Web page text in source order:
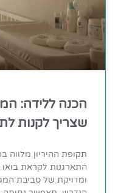
הכנה ללידה:
שצריך לקנות
תקופת ההיריון
התארגנות לקראת בואו
ומדויקת של סביבת